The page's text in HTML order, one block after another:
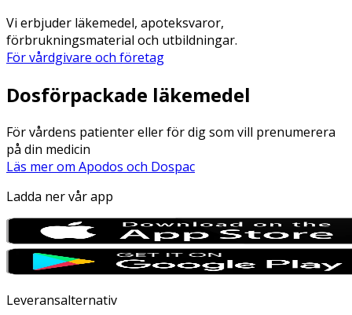
Vi erbjuder läkemedel, apoteksvaror,
förbrukningsmaterial och utbildningar.
För vårdgivare och företag
Dosförpackade läkemedel
För vårdens patienter eller för dig som vill prenumerera
på din medicin
Läs mer om Apodos och Dospac
Ladda ner vår app
Leveransalternativ